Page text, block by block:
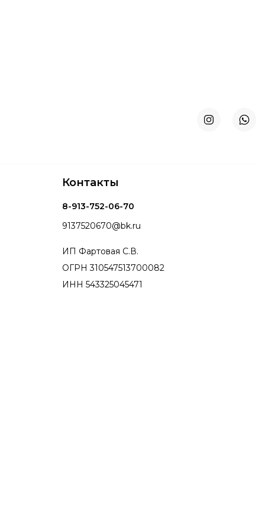
Контакты
8-913-752-06-70
9137520670@bk.ru
ИП Фартовая С.В.
ОГРН 310547513700082
ИНН 543325045471